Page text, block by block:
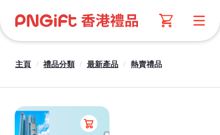
主頁 / 禮品分類 / 最新產品 / 熱賣禮品